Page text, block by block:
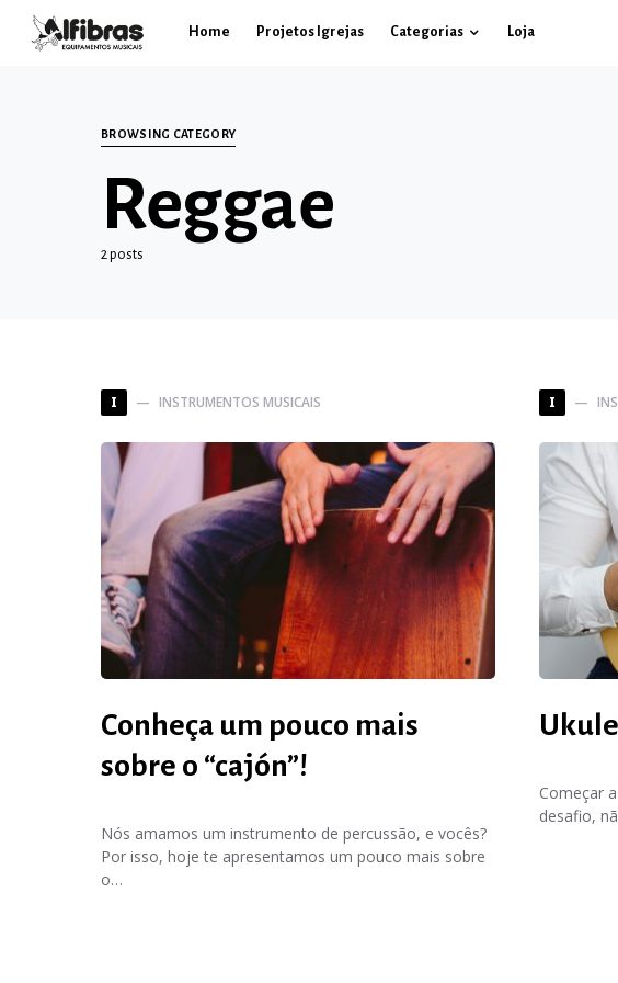
Home Projetos Igrejas Categorias Loja
BROWSING CATEGORY
Reggae
2 posts
I INSTRUMENTOS MUSICAIS
Conheça um pouco mais
sobre o “cajón”!
Nós amamos um instrumento de percussão, e vocês?
Por isso, hoje te apresentamos um pouco mais sobre
o…
I
Começar
desafio,